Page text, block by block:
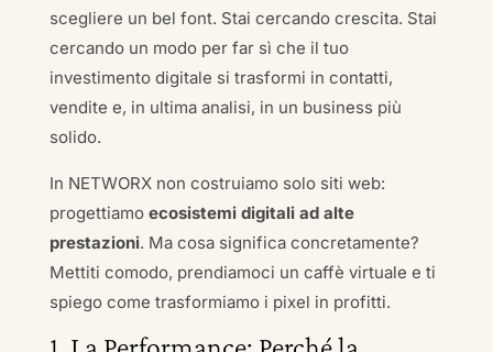
scegliere un bel font. Stai cercando crescita. Stai
cercando un modo per far sì che il tuo
investimento digitale si trasformi in contatti,
vendite e, in ultima analisi, in un business più
solido.
In NETWORX non costruiamo solo siti web:
progettiamo ecosistemi digitali ad alte
prestazioni. Ma cosa significa concretamente?
Mettiti comodo, prendiamoci un caffè virtuale e ti
spiego come trasformiamo i pixel in profitti.